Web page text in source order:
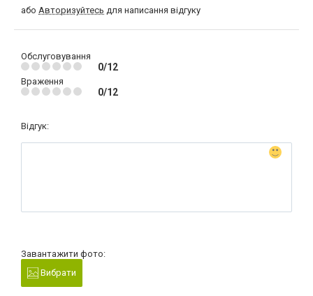
або Авторизуйтесь для написання відгуку
Обслуговування
0/12
Враження
0/12
Відгук:
Завантажити фото:
Вибрати